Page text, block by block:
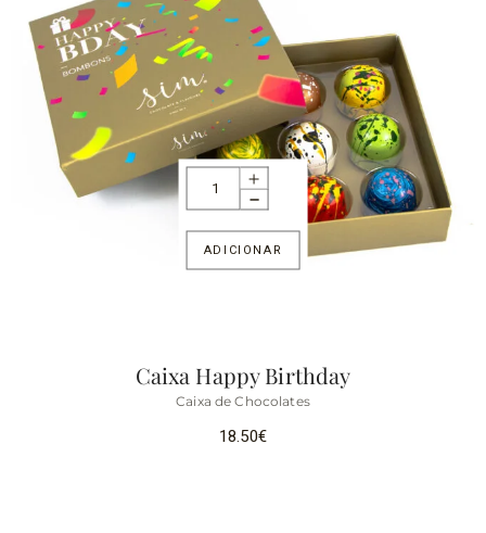
ADICIONAR
Caixa Happy Birthday
Caixa de Chocolates
18.50€